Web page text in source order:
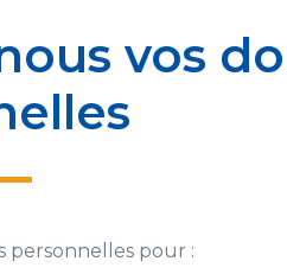
vos
personnelles pour :